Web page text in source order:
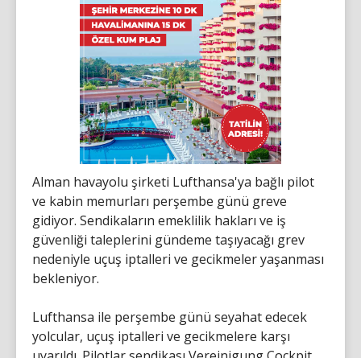
Alman havayolu şirketi Lufthansa'ya bağlı pilot
ve kabin memurları perşembe günü greve
gidiyor. Sendikaların emeklilik hakları ve iş
güvenliği taleplerini gündeme taşıyacağı grev
nedeniyle uçuş iptalleri ve gecikmeler yaşanması
bekleniyor.
Lufthansa ile perşembe günü seyahat edecek
yolcular, uçuş iptalleri ve gecikmelere karşı